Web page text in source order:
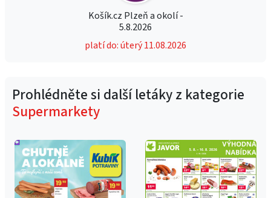
Košík.cz Plzeň a okolí -
5.8.2026
platí do: úterý 11.08.2026
Prohlédněte si další letáky z kategorie
Supermarkety